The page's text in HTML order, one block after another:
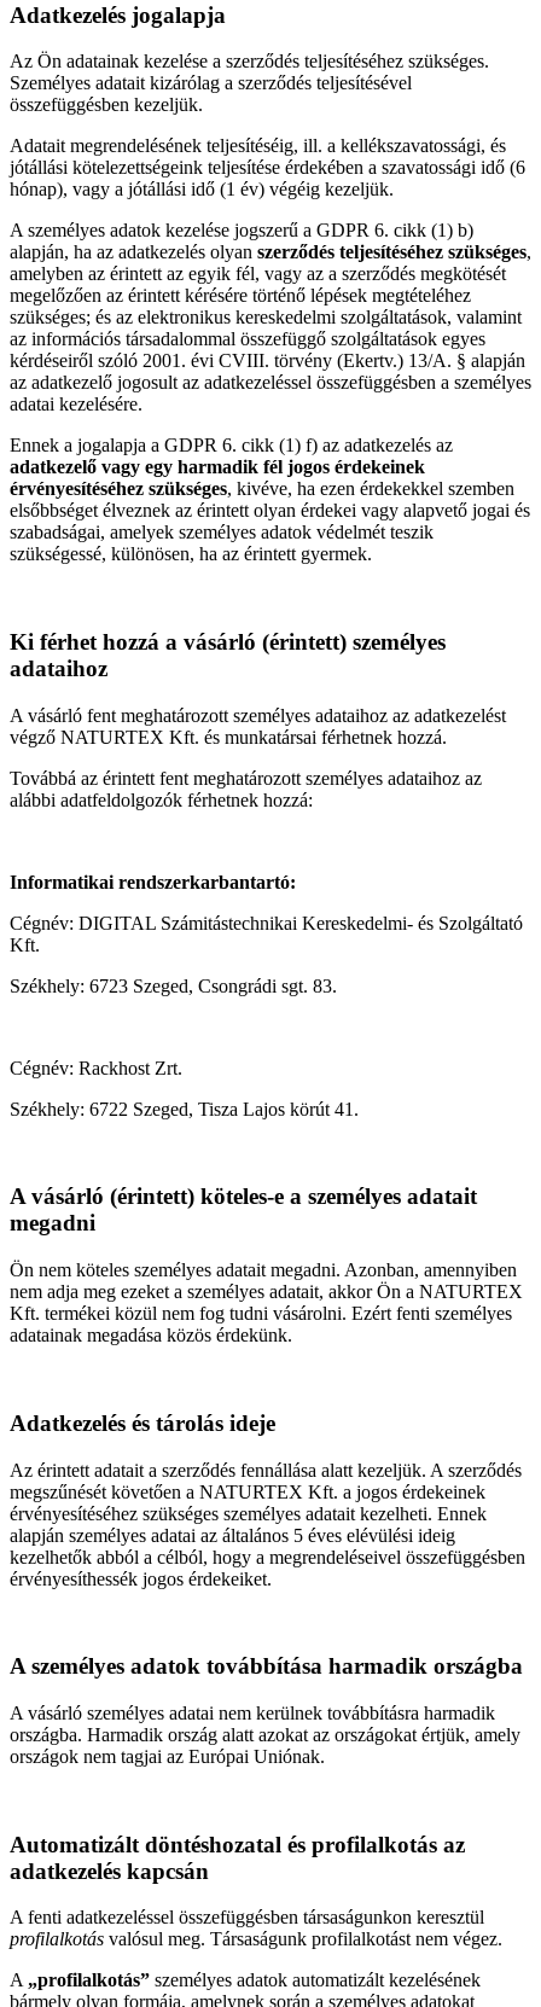
Adatkezelés jogalapja
Az Ön adatainak kezelése a szerződés teljesítéséhez szükséges.
Személyes adatait kizárólag a szerződés teljesítésével
összefüggésben kezeljük.
Adatait megrendelésének teljesítéséig, ill. a kellékszavatossági, és
jótállási kötelezettségeink teljesítése érdekében a szavatossági idő (6
hónap), vagy a jótállási idő (1 év) végéig kezeljük.
A személyes adatok kezelése jogszerű a GDPR 6. cikk (1) b)
alapján, ha az adatkezelés olyan szerződés teljesítéséhez szükséges,
amelyben az érintett az egyik fél, vagy az a szerződés megkötését
megelőzően az érintett kérésére történő lépések megtételéhez
szükséges; és az elektronikus kereskedelmi szolgáltatások, valamint
az információs társadalommal összefüggő szolgáltatások egyes
kérdéseiről szóló 2001. évi CVIII. törvény (Ekertv.) 13/A. § alapján
az adatkezelő jogosult az adatkezeléssel összefüggésben a személyes
adatai kezelésére.
Ennek a jogalapja a GDPR 6. cikk (1) f) az adatkezelés az
adatkezelő vagy egy harmadik fél jogos érdekeinek
érvényesítéséhez szükséges, kivéve, ha ezen érdekekkel szemben
elsőbbséget élveznek az érintett olyan érdekei vagy alapvető jogai és
szabadságai, amelyek személyes adatok védelmét teszik
szükségessé, különösen, ha az érintett gyermek.
Ki férhet hozzá a vásárló (érintett) személyes
adataihoz
A vásárló fent meghatározott személyes adataihoz az adatkezelést
végző NATURTEX Kft. és munkatársai férhetnek hozzá.
Továbbá az érintett fent meghatározott személyes adataihoz az
alábbi adatfeldolgozók férhetnek hozzá:
Informatikai rendszerkarbantartó:
Cégnév: DIGITAL Számitástechnikai Kereskedelmi- és Szolgáltató
Kft.
Székhely: 6723 Szeged, Csongrádi sgt. 83.
Cégnév: Rackhost Zrt.
Székhely: 6722 Szeged, Tisza Lajos körút 41.
A vásárló (érintett) köteles-e a személyes adatait
megadni
Ön nem köteles személyes adatait megadni. Azonban, amennyiben
nem adja meg ezeket a személyes adatait, akkor Ön a NATURTEX
Kft. termékei közül nem fog tudni vásárolni. Ezért fenti személyes
adatainak megadása közös érdekünk.
Adatkezelés és tárolás ideje
Az érintett adatait a szerződés fennállása alatt kezeljük. A szerződés
megszűnését követően a NATURTEX Kft. a jogos érdekeinek
érvényesítéséhez szükséges személyes adatait kezelheti. Ennek
alapján személyes adatai az általános 5 éves elévülési ideig
kezelhetők abból a célból, hogy a megrendeléseivel összefüggésben
érvényesíthessék jogos érdekeiket.
A személyes adatok továbbítása harmadik országba
A vásárló személyes adatai nem kerülnek továbbításra harmadik
országba. Harmadik ország alatt azokat az országokat értjük, amely
országok nem tagjai az Európai Uniónak.
Automatizált döntéshozatal és profilalkotás az
adatkezelés kapcsán
A fenti adatkezeléssel összefüggésben társaságunkon keresztül
profilalkotás valósul meg. Társaságunk profilalkotást nem végez.
A „profilalkotás” személyes adatok automatizált kezelésének
bármely olyan formája, amelynek során a személyes adatokat